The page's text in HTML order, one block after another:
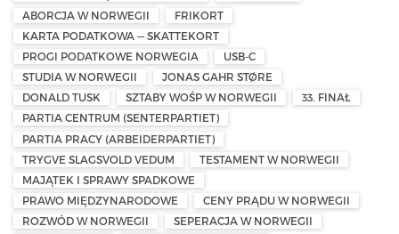
ABORCJA W NORWEGII
FRIKORT
KARTA PODATKOWA — SKATTEKORT
PROGI PODATKOWE NORWEGIA
USB-C
STUDIA W NORWEGII
JONAS GAHR STØRE
DONALD TUSK
SZTABY WOŚP W NORWEGII
33. FINAŁ
PARTIA CENTRUM (SENTERPARTIET)
PARTIA PRACY (ARBEIDERPARTIET)
TRYGVE SLAGSVOLD VEDUM
TESTAMENT W NORWEGII
MAJĄTEK I SPRAWY SPADKOWE
PRAWO MIĘDZYNARODOWE
CENY PRĄDU W NORWEGII
ROZWÓD W NORWEGII
SEPERACJA W NORWEGII